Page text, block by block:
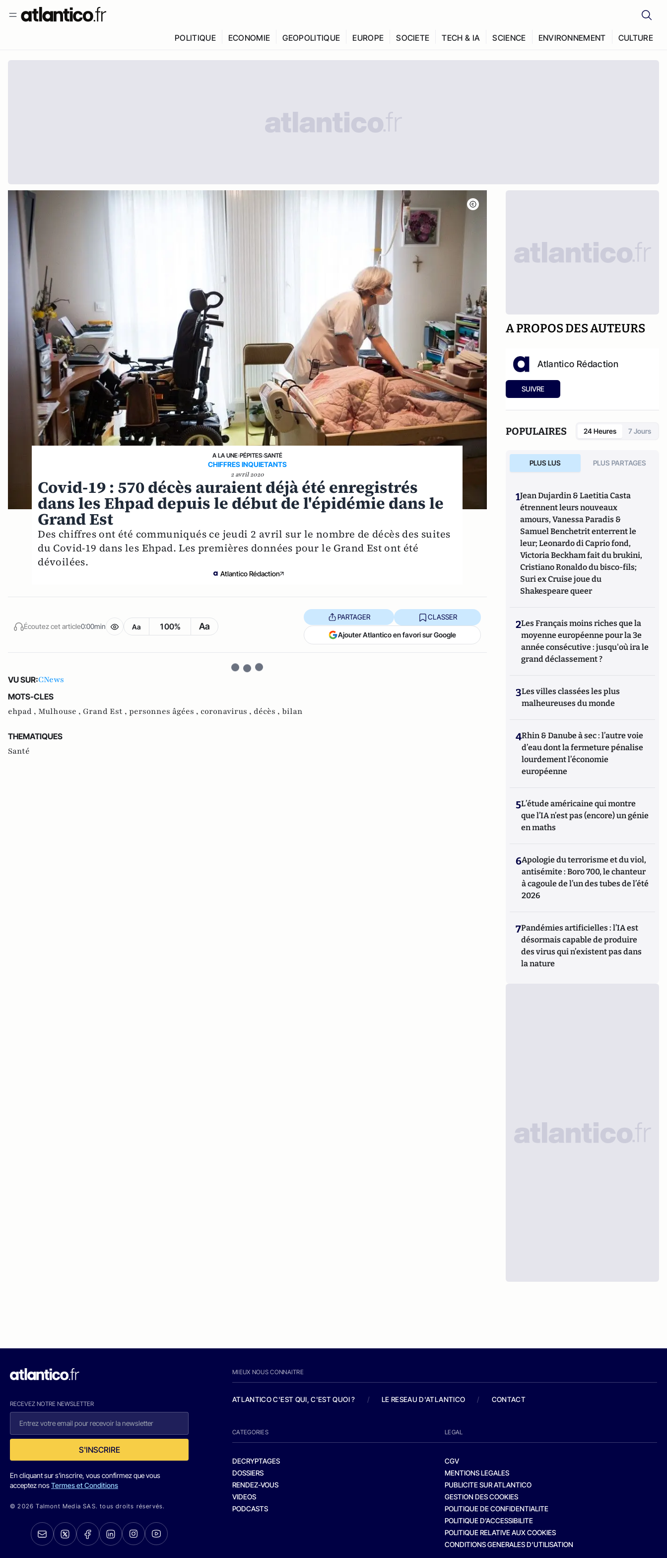
POLITIQUE ECONOMIE GEOPOLITIQUE EUROPE SOCIETE TECH & IA SCIENCE ENVIRONNEMENT CULTURE
A LA UNE›PÉPITES›SANTÉ
CHIFFRES INQUIETANTS
2 avril 2020
Covid-19 : 570 décès auraient déjà été enregistrés
dans les Ehpad depuis le début de l'épidémie dans le
Grand Est
Des chiffres ont été communiqués ce jeudi 2 avril sur le nombre de décès des suites
du Covid-19 dans les Ehpad. Les premières données pour le Grand Est ont été
dévoilées.
Atlantico Rédaction
Écoutez cet article0:00min Aa 100% Aa
PARTAGER CLASSER
Ajouter Atlantico en favori sur Google
VU SUR:CNews
MOTS-CLES
ehpad , Mulhouse , Grand Est , personnes âgées , coronavirus , décès , bilan
THEMATIQUES
Santé
A PROPOS DES AUTEURS
Atlantico Rédaction
SUIVRE
POPULAIRES 24 Heures 7 Jours
PLUS LUS PLUS PARTAGES
1Jean Dujardin & Laetitia Casta
étrennent leurs nouveaux
amours, Vanessa Paradis &
Samuel Benchetrit enterrent le
leur; Leonardo di Caprio fond,
Victoria Beckham fait du brukini,
Cristiano Ronaldo du bisco-fils;
Suri ex Cruise joue du
Shakespeare queer
2Les Français moins riches que la
moyenne européenne pour la 3e
année consécutive : jusqu'où ira le
grand déclassement ?
3Les villes classées les plus
malheureuses du monde
4Rhin & Danube à sec : l’autre voie
d’eau dont la fermeture pénalise
lourdement l’économie
européenne
5L’étude américaine qui montre
que l’IA n’est pas (encore) un génie
en maths
6Apologie du terrorisme et du viol,
antisémite : Boro 700, le chanteur
à cagoule de l’un des tubes de l’été
2026
7Pandémies artificielles : l’IA est
désormais capable de produire
des virus qui n’existent pas dans
la nature
RECEVEZ NOTRE NEWSLETTER
S'INSCRIRE
En cliquant sur s'inscrire, vous confirmez que vous
acceptez nosTermes et Conditions
© 2026 Talmont Media SAS. tous droits réservés.
MIEUX NOUS CONNAITRE
ATLANTICO C'EST QUI, C'EST QUOI ? / LE RESEAU D'ATLANTICO / CONTACT
CATEGORIES
DECRYPTAGES
DOSSIERS
RENDEZ-VOUS
VIDEOS
PODCASTS
LEGAL
CGV
MENTIONS LEGALES
PUBLICITE SUR ATLANTICO
GESTION DES COOKIES
POLITIQUE DE CONFIDENTIALITE
POLITIQUE D’ACCESSIBILITE
POLITIQUE RELATIVE AUX COOKIES
CONDITIONS GENERALES D’UTILISATION